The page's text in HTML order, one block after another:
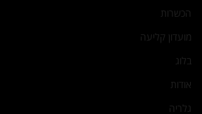
הכשרות
מועדון קליעה
בלוג
אודות
גלריה